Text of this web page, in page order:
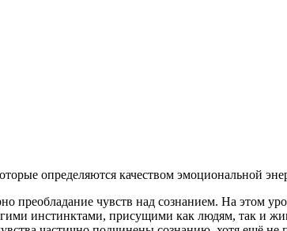
определяются качеством эмоциональной
преобладание чувств над сознанием. На этом
инстинктами, присущими как людям, так и